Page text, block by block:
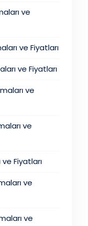
ve
ve Fiyatları
ve Fiyatları
ve
ve
ve Fiyatları
ve
ve